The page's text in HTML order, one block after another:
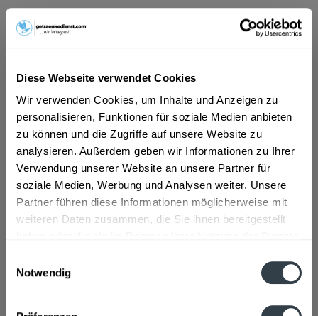
Diese Webseite verwendet Cookies
Wir verwenden Cookies, um Inhalte und Anzeigen zu
personalisieren, Funktionen für soziale Medien anbieten
zu können und die Zugriffe auf unsere Website zu
analysieren. Außerdem geben wir Informationen zu Ihrer
Verwendung unserer Website an unsere Partner für
soziale Medien, Werbung und Analysen weiter. Unsere
Partner führen diese Informationen möglicherweise mit
weiteren Daten zusammen, die Sie ihnen bereitgestellt
Notwendig
ab 10,69 € *
Vorrätig
MEHRWEG
+2,40 € Pfand
In den Warenkorb
Artikel-Nr.:
28602
Verfügbar in:
mehr